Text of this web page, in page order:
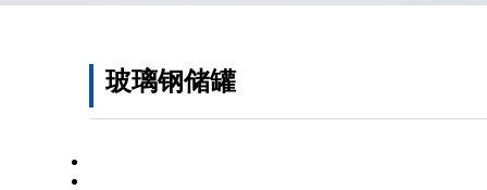
玻璃钢储罐